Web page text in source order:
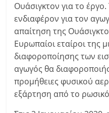
Ουάσιγκτον για το
ενδιαφέρον για τον
απαίτηση της
Ευρωπαίοι εταίροι της
διαφοροποίησης των
αγωγός θα
προμήθειες φυσικού
εξάρτηση από το